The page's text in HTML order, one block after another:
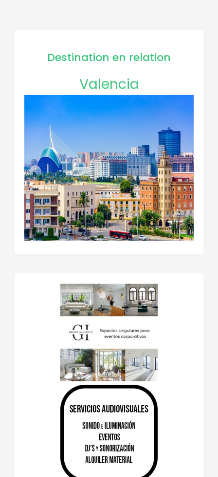
Destination en relation
Valencia